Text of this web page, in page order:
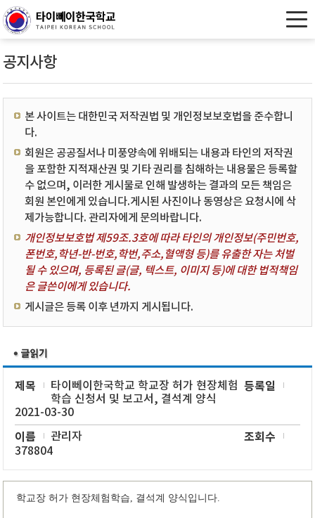
공지사항
본 사이트는 대한민국 저작권법 및 개인정보보호법을 준수합니
다.
회원은 공공질서나 미풍양속에 위배되는 내용과 타인의 저작권
을 포함한 지적재산권 및 기타 권리를 침해하는 내용물은 등록할
수 없으며, 이러한 게시물로 인해 발생하는 결과의 모든 책임은
회원 본인에게 있습니다.게시된 사진이나 동영상은 요청시에 삭
제가능합니다. 관리자에게 문의바랍니다.
개인정보보호법 제59조.3호에 따라 타인의 개인정보(주민번호,
폰번호,학년-반-번호,학번,주소,혈액형 등)를 유출한 자는 처벌
될 수 있으며, 등록된 글(글, 텍스트, 이미지 등)에 대한 법적책임
은 글쓴이에게 있습니다.
게시글은 등록 이후 년까지 게시됩니다.
제목
타이뻬이한국학교 학교장 허가 현장체험
학습 신청서 및 보고서, 결석계 양식
등록일
2021-03-30
이름 관리자 조회수
378804
학교장 허가 현장체험학습, 결석계 양식입니다.